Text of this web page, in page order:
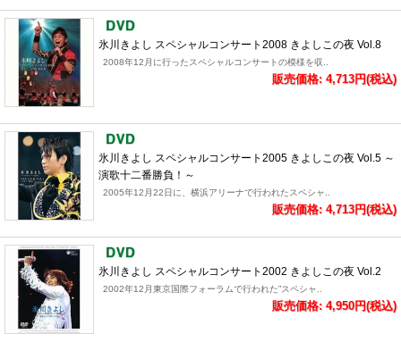
氷川きよし スペシャルコンサート2008 きよしこの夜 Vol.8
2008年12月に行ったスペシャルコンサートの模様を収..
販売価格: 4,713円(税込)
氷川きよし スペシャルコンサート2005 きよしこの夜 Vol.5 ～
演歌十二番勝負！～
2005年12月22日に、横浜アリーナで行われたスペシャ..
販売価格: 4,713円(税込)
氷川きよし スペシャルコンサート2002 きよしこの夜 Vol.2
2002年12月東京国際フォーラムで行われた”スペシャ..
販売価格: 4,950円(税込)